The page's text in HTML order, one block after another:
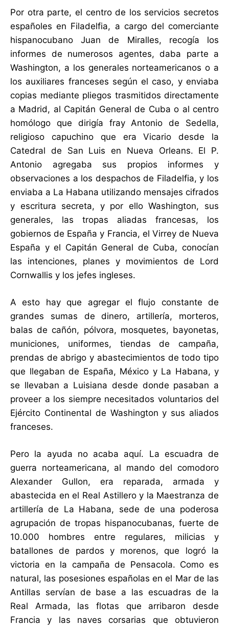
Por otra parte, el centro de los servicios secretos
españoles en Filadelfia, a cargo del comerciante
hispanocubano Juan de Miralles, recogía los
informes de numerosos agentes, daba parte a
Washington, a los generales norteamericanos o a
los auxiliares franceses según el caso, y enviaba
copias mediante pliegos trasmitidos directamente
a Madrid, al Capitán General de Cuba o al centro
homólogo que dirigía fray Antonio de Sedella,
religioso capuchino que era Vicario desde la
Catedral de San Luis en Nueva Orleans. El P.
Antonio agregaba sus propios informes y
observaciones a los despachos de Filadelfia, y los
enviaba a La Habana utilizando mensajes cifrados
y escritura secreta, y por ello Washington, sus
generales, las tropas aliadas francesas, los
gobiernos de España y Francia, el Virrey de Nueva
España y el Capitán General de Cuba, conocían
las intenciones, planes y movimientos de Lord
Cornwallis y los jefes ingleses.
A esto hay que agregar el flujo constante de
grandes sumas de dinero, artillería, morteros,
balas de cañón, pólvora, mosquetes, bayonetas,
municiones, uniformes, tiendas de campaña,
prendas de abrigo y abastecimientos de todo tipo
que llegaban de España, México y La Habana, y
se llevaban a Luisiana desde donde pasaban a
proveer a los siempre necesitados voluntarios del
Ejército Continental de Washington y sus aliados
franceses.
Pero la ayuda no acaba aquí. La escuadra de
guerra norteamericana, al mando del comodoro
Alexander Gullon, era reparada, armada y
abastecida en el Real Astillero y la Maestranza de
artillería de La Habana, sede de una poderosa
agrupación de tropas hispanocubanas, fuerte de
10.000 hombres entre regulares, milicias y
batallones de pardos y morenos, que logró la
victoria en la campaña de Pensacola. Como es
natural, las posesiones españolas en el Mar de las
Antillas servían de base a las escuadras de la
Real Armada, las flotas que arribaron desde
Francia y las naves corsarias que obtuvieron